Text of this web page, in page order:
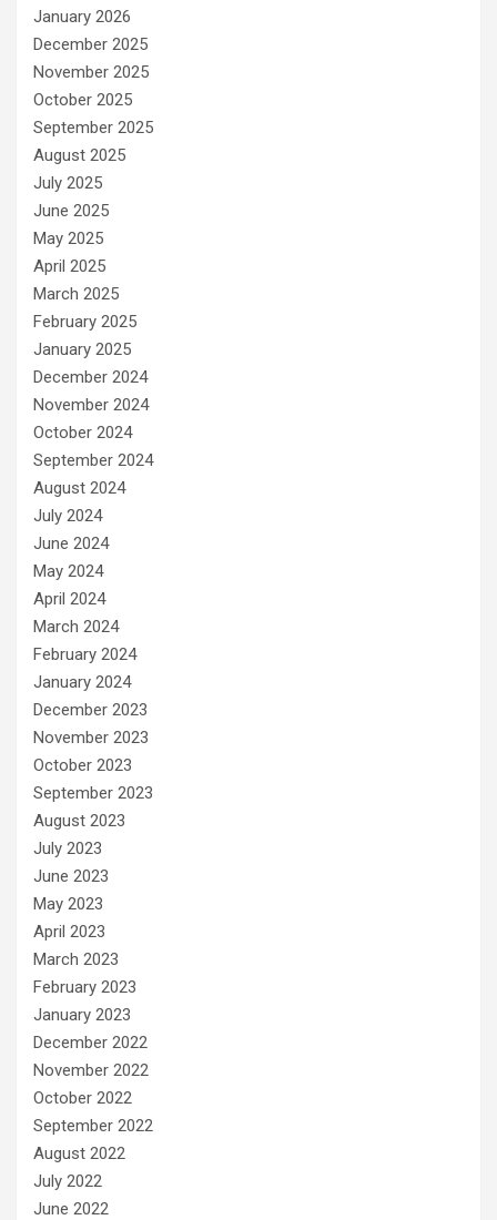
January 2026
December 2025
November 2025
October 2025
September 2025
August 2025
July 2025
June 2025
May 2025
April 2025
March 2025
February 2025
January 2025
December 2024
November 2024
October 2024
September 2024
August 2024
July 2024
June 2024
May 2024
April 2024
March 2024
February 2024
January 2024
December 2023
November 2023
October 2023
September 2023
August 2023
July 2023
June 2023
May 2023
April 2023
March 2023
February 2023
January 2023
December 2022
November 2022
October 2022
September 2022
August 2022
July 2022
June 2022